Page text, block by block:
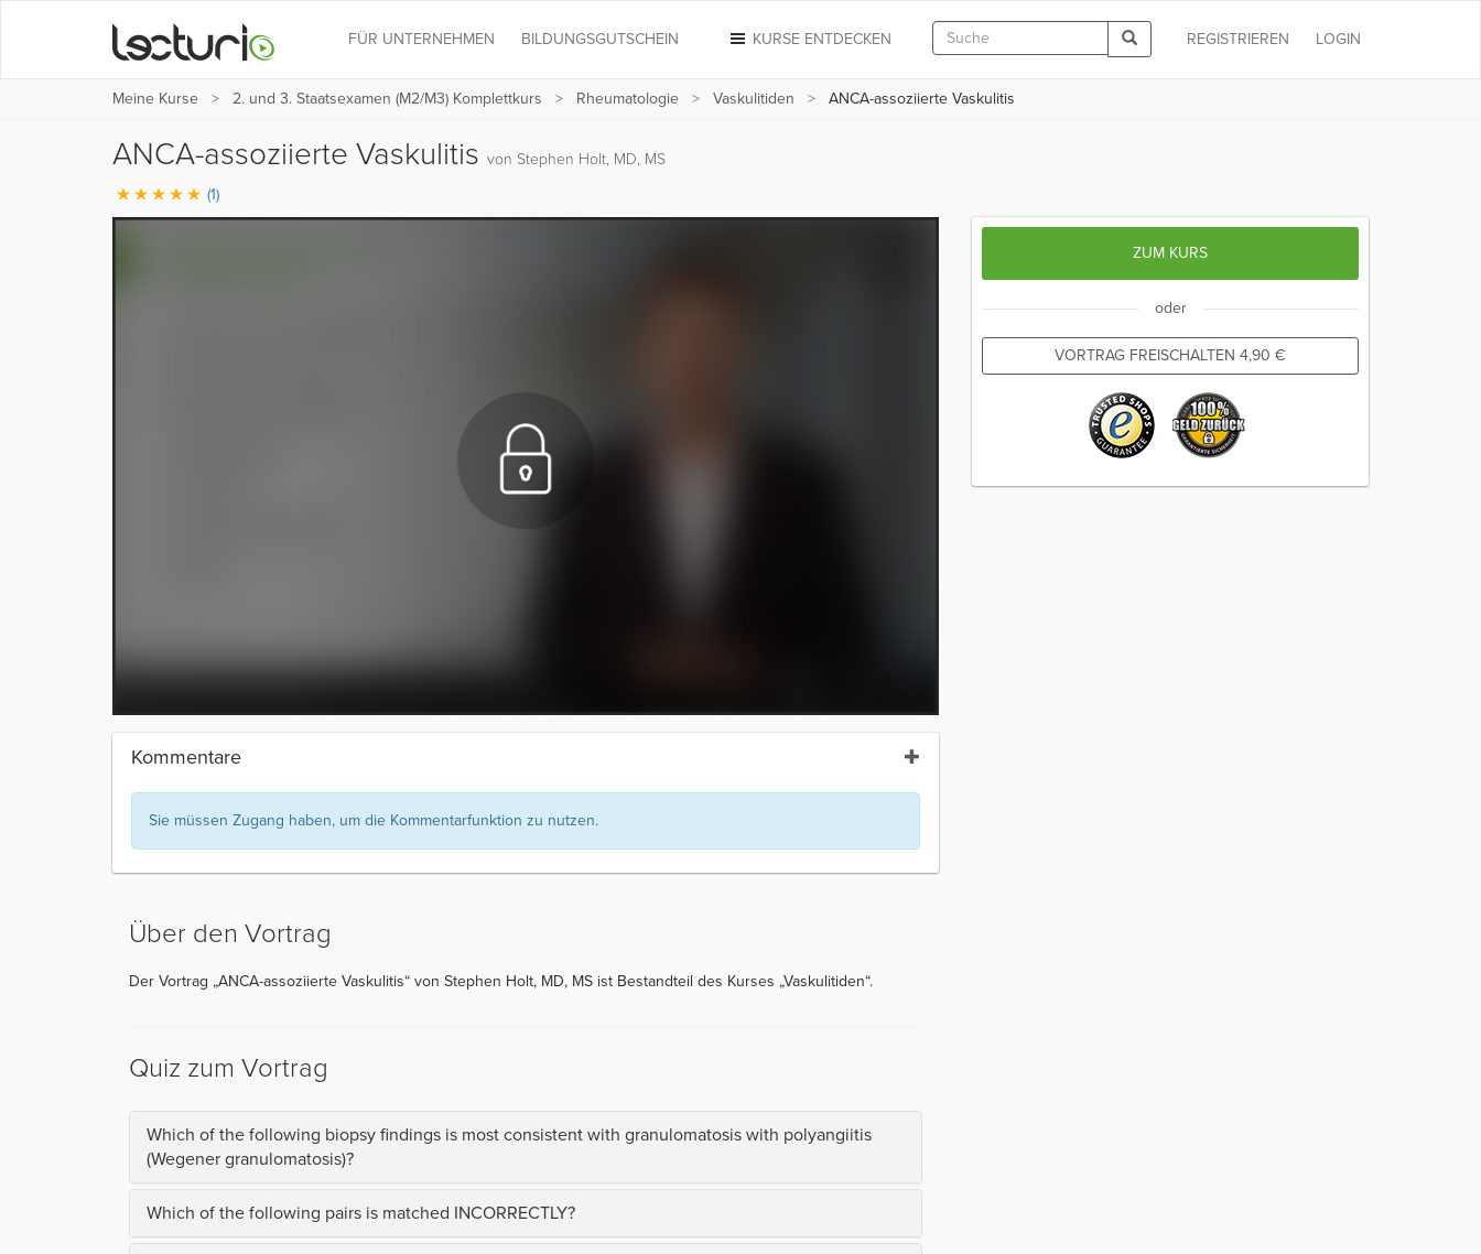
LOGIN
REGISTRIEREN
KURSE ENTDECKEN
FÜR UNTERNEHMEN BILDUNGSGUTSCHEIN
Meine Kurse 2. und 3. Staatsexamen (M2/M3) Komplettkurs Rheumatologie Vaskulitiden ANCA-assoziierte Vaskulitis
ANCA-assoziierte Vaskulitis von Stephen Holt, MD, MS
(1)
Kommentare
Sie müssen Zugang haben, um die Kommentarfunktion zu nutzen.
Über den Vortrag
Der Vortrag „ANCA-assoziierte Vaskulitis“ von Stephen Holt, MD, MS ist Bestandteil des Kurses „Vaskulitiden“.
Quiz zum Vortrag
Which of the following biopsy findings is most consistent with granulomatosis with polyangiitis
(Wegener granulomatosis)?
Which of the following pairs is matched INCORRECTLY?
ZUM KURS
oder
VORTRAG FREISCHALTEN 4,90 €